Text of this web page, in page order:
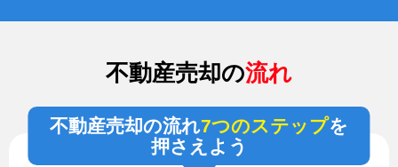
不動産売却の流れ
不動産売却の流れ7つのステップを
押さえよう